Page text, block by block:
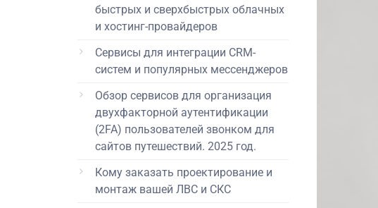
быстрых и сверхбыстрых облачных
и хостинг-провайдеров
Сервисы для интеграции CRM-
систем и популярных мессенджеров
Обзор сервисов для организация
двухфакторной аутентификации
(2FA) пользователей звонком для
сайтов путешествий. 2025 год.
Кому заказать проектирование и
монтаж вашей ЛВС и СКС